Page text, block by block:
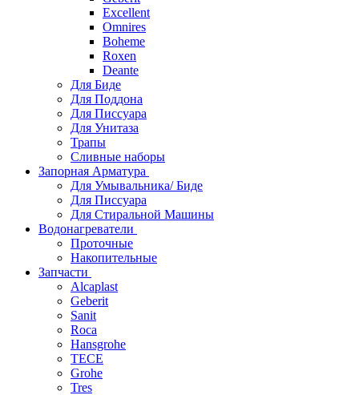
Excellent
Omnires
Boheme
Roxen
Deante
Для Биде
Для Поддона
Для Писсуара
Для Унитаза
Трапы
Сливные наборы
Запорная Арматура
Для Умывальника/ Биде
Для Писсуара
Для Стиральной Машины
Водонагреватели
Проточные
Накопительные
Запчасти
Alcaplast
Geberit
Sanit
Roca
Hansgrohe
TECE
Grohe
Tres